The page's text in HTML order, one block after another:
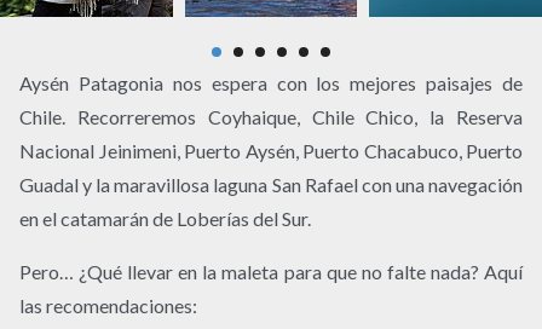
Aysén Patagonia nos espera con los mejores paisajes de
Chile. Recorreremos Coyhaique, Chile Chico, la Reserva
Nacional Jeinimeni, Puerto Aysén, Puerto Chacabuco, Puerto
Guadal y la maravillosa laguna San Rafael con una navegación
en el catamarán de Loberías del Sur.
Pero… ¿Qué llevar en la maleta para que no falte nada? Aquí
las recomendaciones: